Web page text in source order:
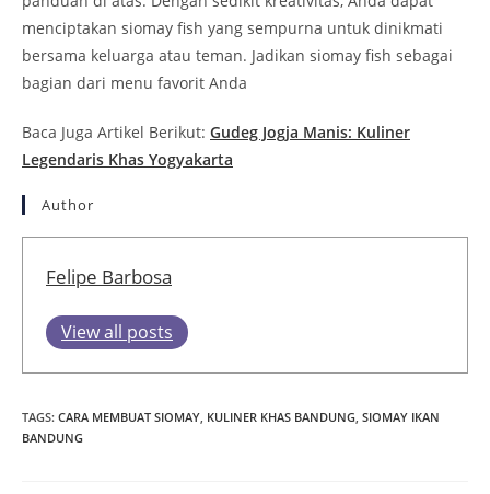
menciptakan siomay fish yang sempurna untuk dinikmati
bersama keluarga atau teman. Jadikan siomay fish sebagai
bagian dari menu favorit Anda
Baca Juga Artikel Berikut: Gudeg Jogja Manis: Kuliner
Legendaris Khas Yogyakarta
Author
Felipe Barbosa
View all posts
TAGS: CARA MEMBUAT SIOMAY KULINER KHAS BANDUNG SIOMAY IKAN
BANDUNG